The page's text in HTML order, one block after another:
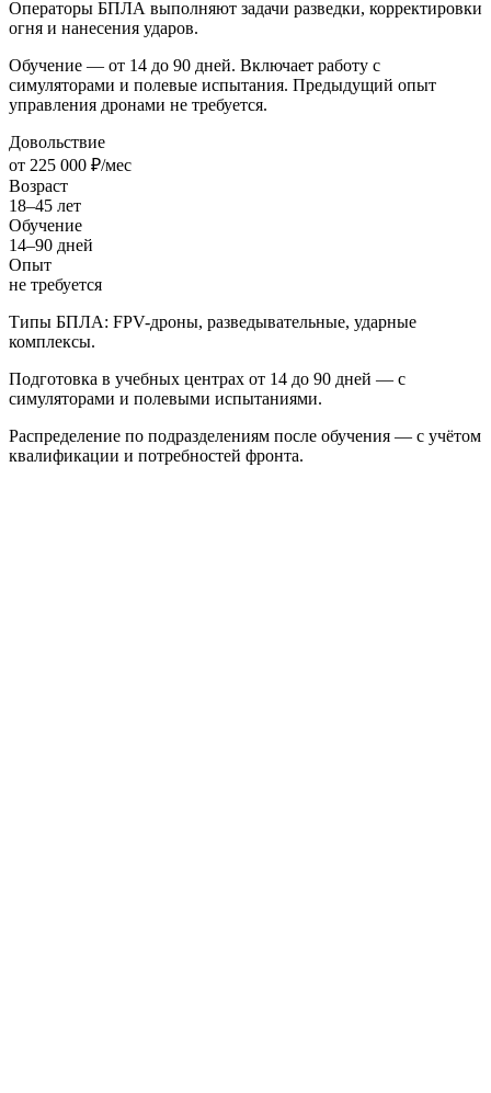
Операторы БПЛА выполняют задачи разведки, корректировки
огня и нанесения ударов.
Обучение — от 14 до 90 дней. Включает работу с
симуляторами и полевые испытания. Предыдущий опыт
управления дронами не требуется.
Довольствие
от 225 000 ₽/мес
Возраст
18–45 лет
Обучение
14–90 дней
Опыт
не требуется
Типы БПЛА: FPV-дроны, разведывательные, ударные
комплексы.
Подготовка в учебных центрах от 14 до 90 дней — с
симуляторами и полевыми испытаниями.
Распределение по подразделениям после обучения — с учётом
квалификации и потребностей фронта.